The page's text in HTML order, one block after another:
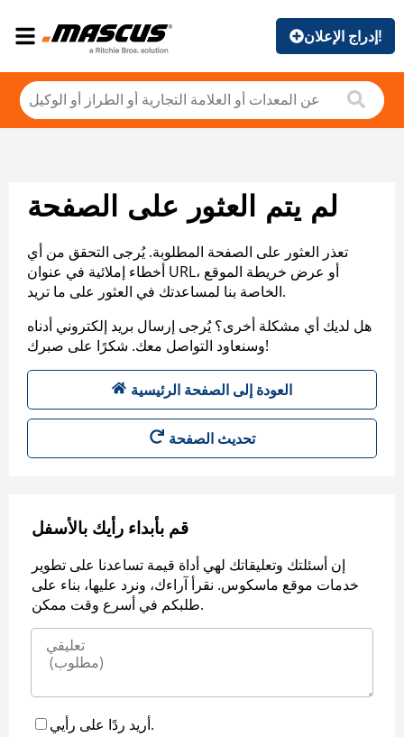
إدراج الإعلان!
لم يتم العثور على الصفحة
تعذر العثور على الصفحة المطلوبة. يُرجى التحقق من أي
أخطاء إملائية في عنوان URL، أو عرض خريطة الموقع
الخاصة بنا لمساعدتك في العثور على ما تريد.
هل لديك أي مشكلة أخرى؟ يُرجى إرسال بريد إلكتروني أدناه
وسنعاود التواصل معك. شكرًا على صبرك!
العودة إلى الصفحة الرئيسية
تحديث الصفحة
قم بأبداء رأيك بالأسفل
إن أسئلتك وتعليقاتك لهي أداة قيمة تساعدنا على تطوير
خدمات موقع ماسكوس. نقرأ آراءك، ونرد عليها، بناء على
طلبكم في أسرع وقت ممكن.
أريد ردًا على رأيي.